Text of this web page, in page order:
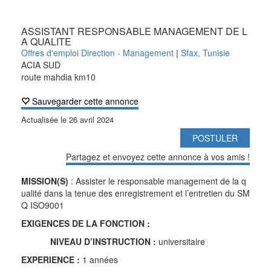
ASSISTANT RESPONSABLE MANAGEMENT DE L
A QUALITE
Offres d'emploi Direction - Management | Sfax, Tunisie
ACIA SUD
route mahdia km10
Sauvegarder cette annonce
Actualisée le 26 avril 2024
POSTULER
Partagez et envoyez cette annonce à vos amis !
MISSION(S) : Assister le responsable management de la q
ualité dans la tenue des enregistrement et l’entretien du SM
Q ISO9001
EXIGENCES DE LA FONCTION :
NIVEAU D’INSTRUCTION : universitaire
EXPERIENCE : 1 années